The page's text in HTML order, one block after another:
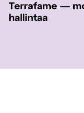
Terrafame —
hallintaa